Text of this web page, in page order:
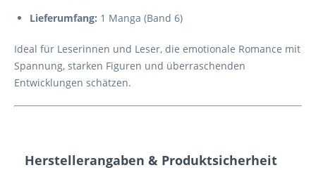
Lieferumfang: 1 Manga (Band 6)
Ideal für Leserinnen und Leser, die emotionale Romance mit
Spannung, starken Figuren und überraschenden
Entwicklungen schätzen.
Herstellerangaben & Produktsicherheit